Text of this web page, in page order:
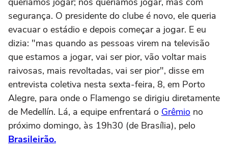
segurança. O presidente do clube é novo, ele queria
evacuar o estádio e depois começar a jogar. E eu
dizia: "mas quando as pessoas virem na televisão
que estamos a jogar, vai ser pior, vão voltar mais
raivosas, mais revoltadas, vai ser pior", disse em
entrevista coletiva nesta sexta-feira, 8, em Porto
Alegre, para onde o Flamengo se dirigiu diretamente
de Medellín. Lá, a equipe enfrentará o Grêmio no
próximo domingo, às 19h30 (de Brasília), pelo
Brasileirão.